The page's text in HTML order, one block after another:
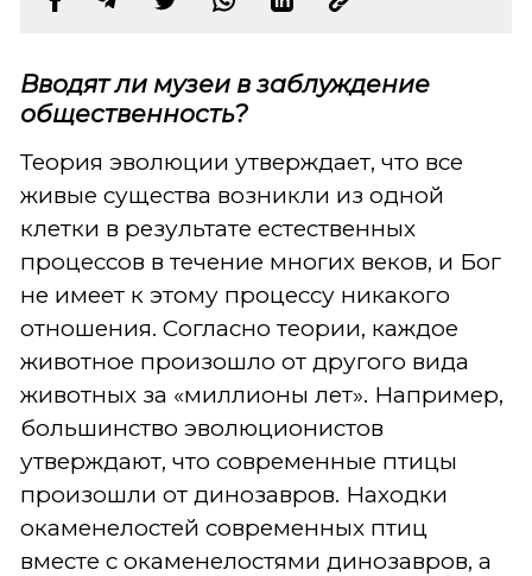
Вводят ли музеи в заблуждение
общественность?
Теория эволюции утверждает, что все
живые существа возникли из одной
клетки в результате естественных
процессов в течение многих веков, и Бог
не имеет к этому процессу никакого
отношения. Согласно теории, каждое
животное произошло от другого вида
животных за «миллионы лет». Например,
большинство эволюционистов
утверждают, что современные птицы
произошли от динозавров. Находки
окаменелостей современных птиц
вместе с окаменелостями динозавров, а